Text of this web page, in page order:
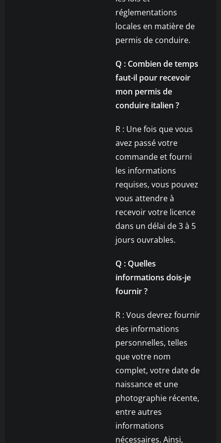
réglementations
locales en matière de
permis de conduire.
Q : Combien de temps
faut-il pour recevoir
mon permis de
conduire italien ?
R : Une fois que vous
avez passé votre
commande et fourni
les informations
requises, vous pouvez
vous attendre à
recevoir votre licence
dans un délai de 3 à 5
jours ouvrables.
Q : Quelles
informations dois-je
fournir ?
R : Vous devrez fournir
des informations
personnelles, telles
que votre nom
complet, votre date de
naissance et une
photographie récente,
entre autres
informations
nécessaires. Ainsi,